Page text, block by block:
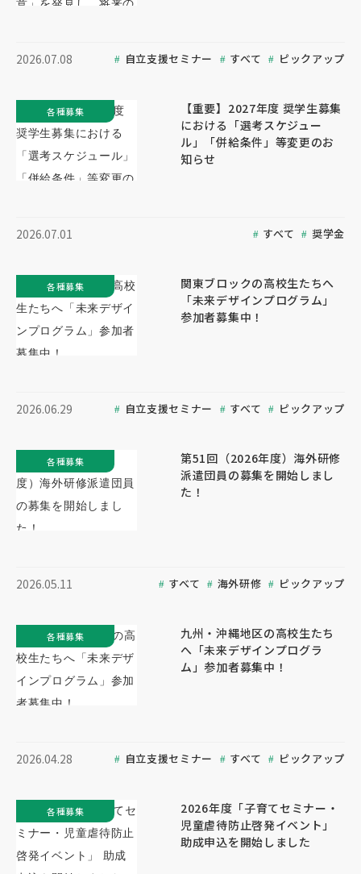
2026.07.08 自立支援セミナー すべて ピックアップ
【重要】2027年度 奨学生募集
における「選考スケジュー
ル」「併給条件」等変更のお
知らせ
2026.07.01 すべて 奨学金
各種募集
関東ブロックの高校生たちへ
「未来デザインプログラム」
参加者募集中！
2026.06.29 自立支援セミナー すべて ピックアップ
各種募集
第51回（2026年度）海外研修
派遣団員の募集を開始しまし
た！
2026.05.11 すべて 海外研修 ピックアップ
各種募集
九州・沖縄地区の高校生たち
へ「未来デザインプログラ
ム」参加者募集中！
2026.04.28 自立支援セミナー すべて ピックアップ
各種募集
2026年度「子育てセミナー・
児童虐待防止啓発イベント」
助成申込を開始しました
各種募集